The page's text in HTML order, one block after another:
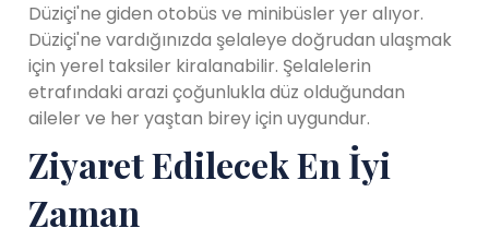
Düziçi'ne giden otobüs ve minibüsler yer alıyor.
Düziçi'ne vardığınızda şelaleye doğrudan ulaşmak
için yerel taksiler kiralanabilir. Şelalelerin
etrafındaki arazi çoğunlukla düz olduğundan
aileler ve her yaştan birey için uygundur.
Ziyaret Edilecek En İyi
Zaman